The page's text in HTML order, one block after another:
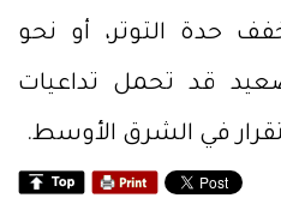
حدة التوتر، أو نحو
قد تحمل تداعيات
في الشرق الأوسط.